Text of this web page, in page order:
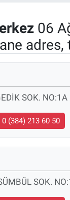
06
adres,
SOK. NO:1A
0 (384) 213 60 50
SOK.